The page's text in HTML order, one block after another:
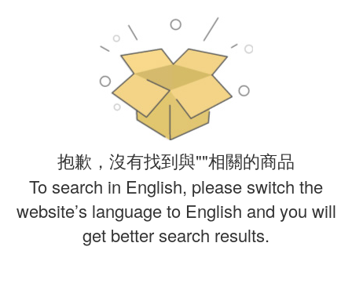
抱歉，沒有找到與""相關的商品
To search in English, please switch the
website’s language to English and you will
get better search results.